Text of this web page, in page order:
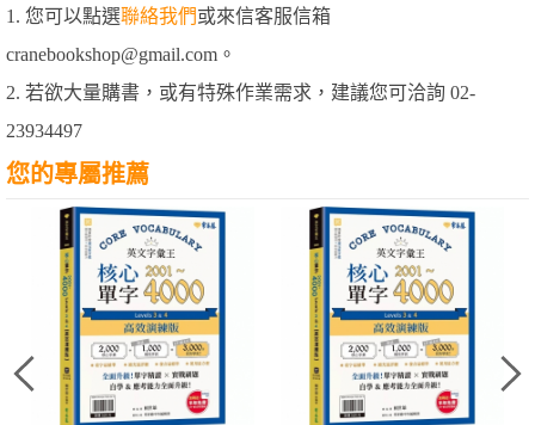
1. 您可以點選聯絡我們或來信客服信箱
cranebookshop@gmail.com。
2. 若欲大量購書，或有特殊作業需求，建議您可洽詢 02-
23934497
您的專屬推薦